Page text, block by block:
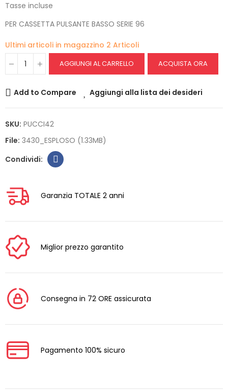
Tasse incluse
PER CASSETTA PULSANTE BASSO SERIE 96
Ultimi articoli in magazzino 2 Articoli
AGGIUNGI AL CARRELLO ACQUISTA ORA
Add to Compare Aggiungi alla lista dei desideri
SKU: PUCCI42
File: 3430_ESPLOSO (1.33MB)
Garanzia TOTALE 2 anni
Miglior prezzo garantito
Consegna in 72 ORE assicurata
Pagamento 100% sicuro